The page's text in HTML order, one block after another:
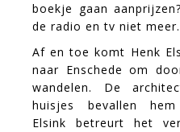
boekje gaan
de radio en tv niet
Af en toe komt Henk
naar Enschede om
wandelen. De
huisjes bevallen
Elsink betreurt het